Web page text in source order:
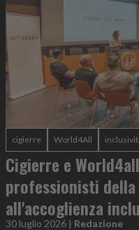
cigierre World4All
Cigierre e
professionisti
all'accoglienza
30 luglio 2026 | Redazione